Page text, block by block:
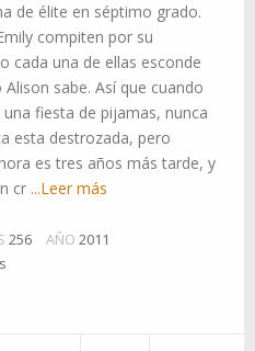
de élite en séptimo grado.
compiten por su
cada una de ellas esconde
sabe. Así que cuando
fiesta de pijamas, nunca
esta destrozada, pero
es tres años más tarde, y
cr ...Leer más
256 AÑO 2011